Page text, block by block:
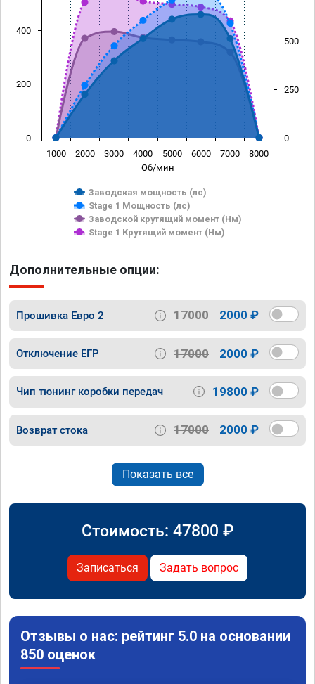
Об/мин
Заводская мощность (лс)
Stage 1 Мощность (лс)
Заводской крутящий момент (Нм)
Stage 1 Крутящий момент (Нм)
1000 2000 3000 4000 5000 6000 7000 8000
0
200
400
0
250
500
Дополнительные опции:
Прошивка Евро 2 17000 2000 ₽
Отключение ЕГР 17000 2000 ₽
Чип тюнинг коробки передач 19800 ₽
Возврат стока 17000 2000 ₽
Показать все
Стоимость: 47800 ₽
Записаться Задать вопрос
Отзывы о нас: рейтинг 5.0 на основании
850 оценок